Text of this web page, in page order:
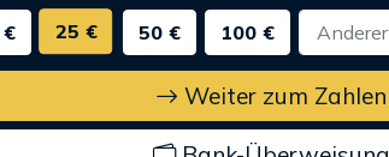
€ 25 € 50 € 100 €
Weiter zum Zahlen